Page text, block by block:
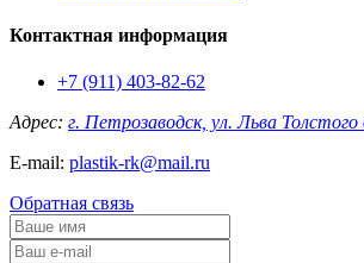
Контактная информация
+7 (911) 403-82-62
Адрес: г. Петрозаводск, ул. Льва Толстого
E-mail: plastik-rk@mail.ru
Обратная связь